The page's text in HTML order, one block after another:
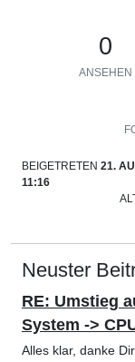
0
ANSEHEN
BEIGETRETEN 21.
11:16
Neuster
RE: Umstieg
System ->
Alles klar, danke